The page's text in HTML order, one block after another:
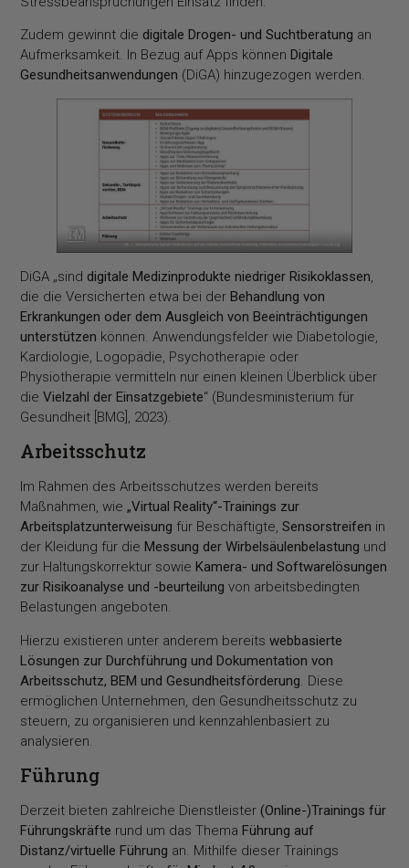
Zudem gewinnt die digitale Drogen- und Suchtberatung an
Aufmerksamkeit. In Bezug auf Apps können Digitale
Gesundheitsanwendungen (DiGA) hinzugezogen werden.
DiGA „sind digitale Medizinprodukte niedriger Risikoklassen,
die die Versicherten etwa bei derBehandlung von
Erkrankungen oder dem Ausgleich von Beeinträchtigungen
unterstützen können. Anwendungsfelder wie Diabetologie,
Kardiologie, Logopädie, Psychotherapie oder
Physiotherapie vermitteln nur einen kleinen Überblick über
dieVielzahl der Einsatzgebiete“ (Bundesministerium für
Gesundheit [BMG], 2023).
Arbeitsschutz
Im Rahmen des Arbeitsschutzes werden bereits
Maßnahmen, wie„Virtual Reality“-Trainings zur
Arbeitsplatzunterweisung für Beschäftigte,Sensorstreifen in
der Kleidung für dieMessung der Wirbelsäulenbelastung und
zur Haltungskorrektur sowieKamera- und Softwarelösungen
zur Risikoanalyse und -beurteilung von arbeitsbedingten
Belastungen angeboten.
Hierzu existieren unter anderem bereitswebbasierte
Lösungen zur Durchführung und Dokumentation von
Arbeitsschutz, BEM und Gesundheitsförderung. Diese
ermöglichen Unternehmen, den Gesundheitsschutz zu
steuern, zu organisieren und kennzahlenbasiert zu
analysieren.
Führung
Derzeit bieten zahlreiche Dienstleister(Online-)Trainings für
Führungskräfte rund um das ThemaFührung auf
Distanz/virtuelle Führung an. Mithilfe dieser Trainings